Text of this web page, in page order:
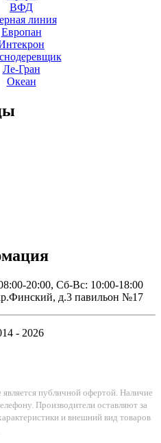
ВФД
линия
Европан
Ле-Гран
Океан
20:00, Сб-Вс: 10:00-18:00
д.3 павильон №17
- 2026
публичной офертой. Наличие
Производители оставляют за
и внешний вид товаров